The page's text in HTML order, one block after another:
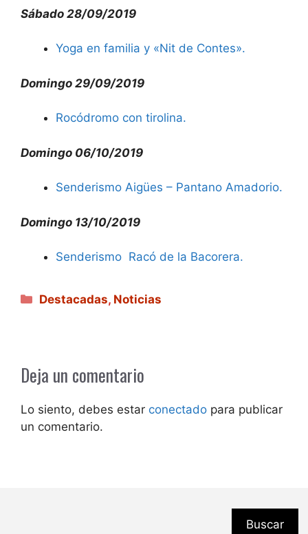
Sábado 28/09/2019
Yoga en familia y «Nit de Contes».
Domingo 29/09/2019
Rocódromo con tirolina.
Domingo 06/10/2019
Senderismo Aigües – Pantano Amadorio.
Domingo 13/10/2019
Senderismo Racó de la Bacorera.
Categorías
Destacadas, Noticias
Deja un comentario
Lo siento, debes estar conectado para publicar
un comentario.
Buscar